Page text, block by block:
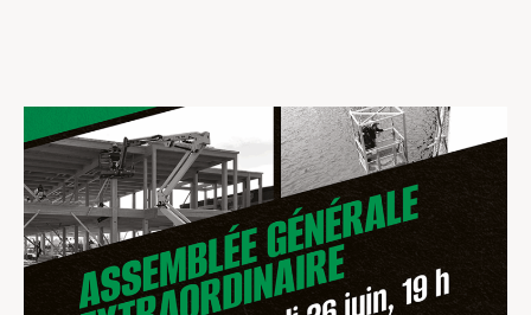
Nouvelles et événements
Employeurs
Documents et formulaires
Nous contacter